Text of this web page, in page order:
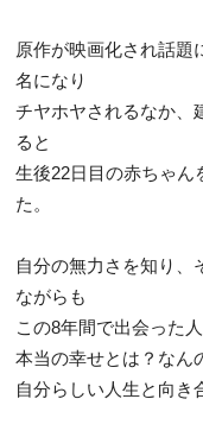
原作が映画化され話題
名になり
チヤホヤされるなか、
ると
生後22日目の赤ちゃん
た。
自分の無力さを知り、
ながらも
この8年間で出会った
本当の幸せとは？なん
自分らしい人生と向き